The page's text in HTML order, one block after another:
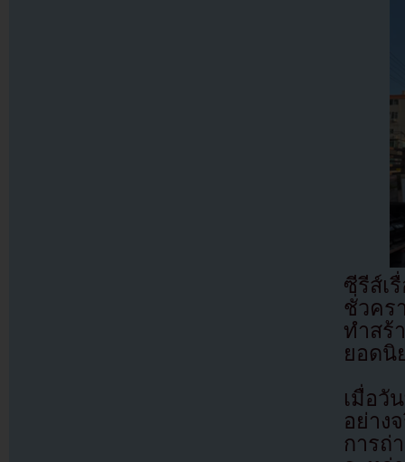
ซีรีส์เ
ชั่วคร
ทำสร้
ยอดนิ
เมื่อวั
อย่าง
การ